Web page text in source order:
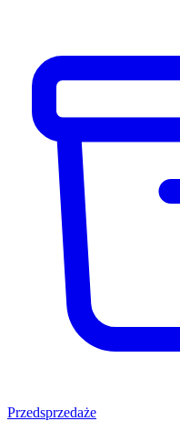
Przedsprzedaże